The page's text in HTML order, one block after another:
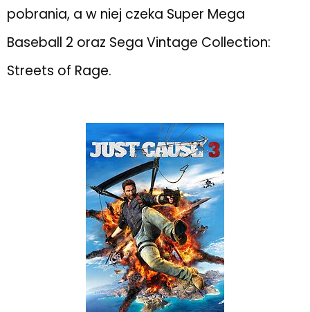
pobrania, a w niej czeka Super Mega
Baseball 2 oraz Sega Vintage Collection:
Streets of Rage.